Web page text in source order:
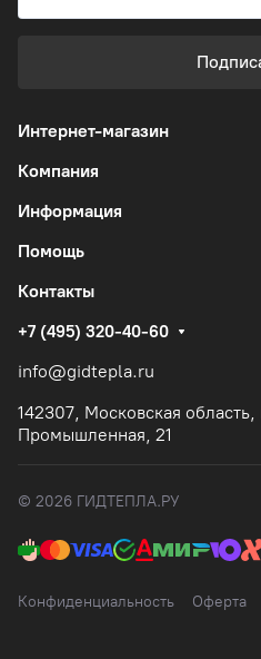
Интернет-магазин
Компания
Информация
Помощь
Контакты
+7 (495) 320-40-60
info@gidtepla.ru
142307, Московская область,
Промышленная, 21
© 2026 ГИДТЕПЛА.РУ
Конфиденциальность Оферта